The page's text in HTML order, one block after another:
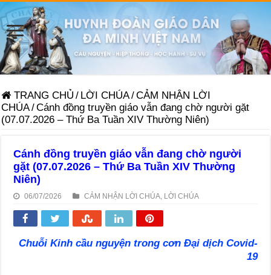
TRANG CHỦ / LỜI CHÚA/CẢM NHẬN LỜI
CHÚA/Cánh đồng truyền giáo vẫn đang chờ người gặt
(07.07.2026 – Thứ Ba Tuần XIV Thường Niên)
Cánh đồng truyền giáo vẫn đang chờ người
gặt (07.07.2026 – Thứ Ba Tuần XIV Thường
Niên)
06/07/2026 CẢM NHẬN LỜI CHÚA LỜI CHÚA
Chuỗi Kinh cầu nguyện trong cơn Đại dịch Covid-
19